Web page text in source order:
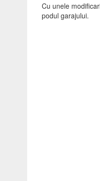
Cu unele
podul garajului.